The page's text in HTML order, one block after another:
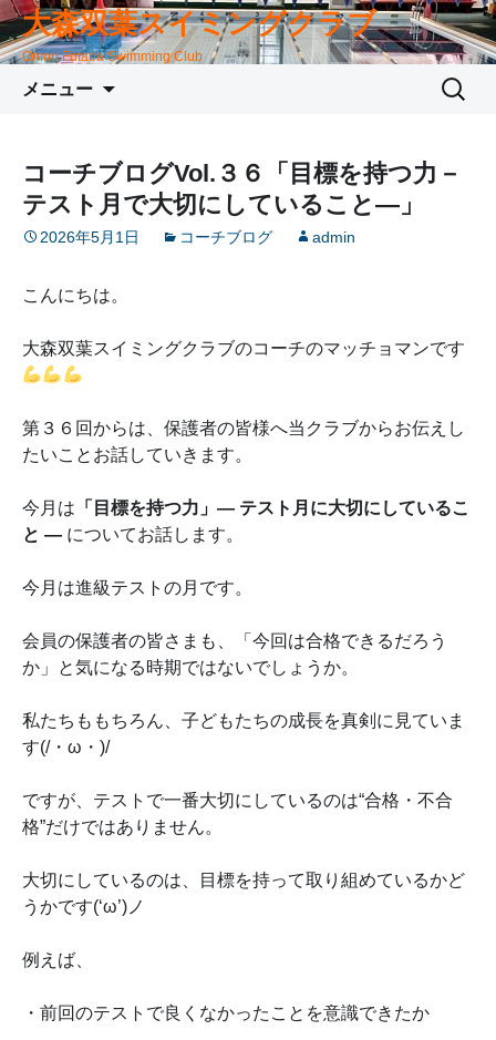
大森双葉スイミングクラブ
Omori Futaba Swimming Club
メニュー
ン
ツ
へ
移
検
コーチブログVol.３６「目標を持つ力－
テスト月で大切にしていること―」
2026年5月1日 コーチブログ admin
こんにちは。
大森双葉スイミングクラブのコーチのマッチョマンです
第３６回からは、保護者の皆様へ当クラブからお伝えし
たいことお話していきます。
今月は 「目標を持つ力」― テスト月に大切にしているこ
と ― についてお話します。
今月は進級テストの月です。
会員の保護者の皆さまも、「今回は合格できるだろう
か」と気になる時期ではないでしょうか。
私たちももちろん、子どもたちの成長を真剣に見ていま
す(/・ω・)/
ですが、テストで一番大切にしているのは“合格・不合
格”だけではありません。
大切にしているのは、目標を持って取り組めているかど
うかです(‘ω’)ノ
例えば、
・前回のテストで良くなかったことを意識できたか